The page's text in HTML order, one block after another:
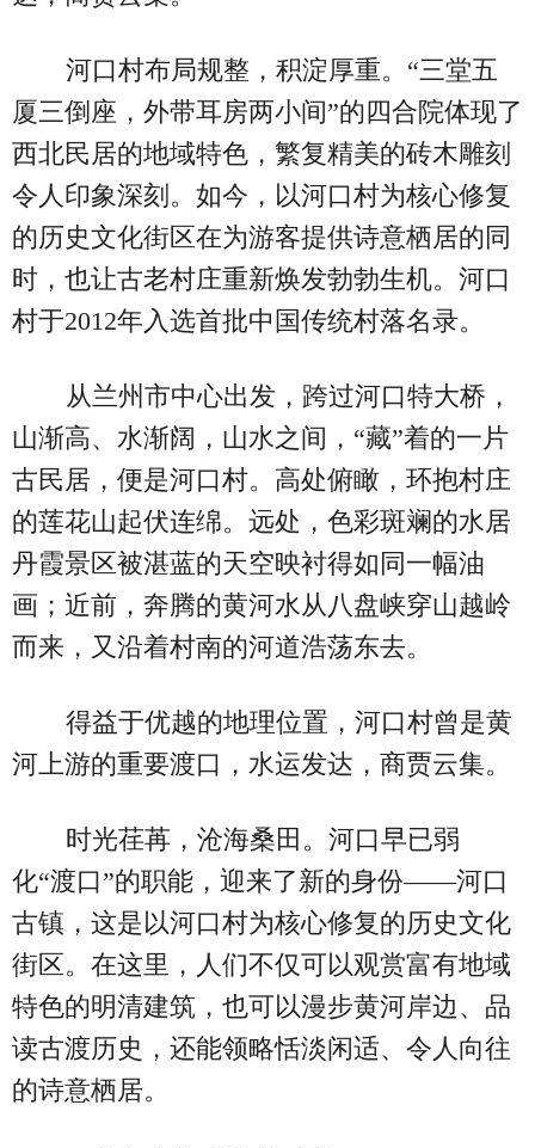
河口村布局规整，积淀厚重。“三堂五
厦三倒座，外带耳房两小间”的四合院体现了
西北民居的地域特色，繁复精美的砖木雕刻
令人印象深刻。如今，以河口村为核心修复
的历史文化街区在为游客提供诗意栖居的同
时，也让古老村庄重新焕发勃勃生机。河口
村于2012年入选首批中国传统村落名录。
从兰州市中心出发，跨过河口特大桥，
山渐高、水渐阔，山水之间，“藏”着的一片
古民居，便是河口村。高处俯瞰，环抱村庄
的莲花山起伏连绵。远处，色彩斑斓的水居
丹霞景区被湛蓝的天空映衬得如同一幅油
画；近前，奔腾的黄河水从八盘峡穿山越岭
而来，又沿着村南的河道浩荡东去。
得益于优越的地理位置，河口村曾是黄
河上游的重要渡口，水运发达，商贾云集。
时光荏苒，沧海桑田。河口早已弱
化“渡口”的职能，迎来了新的身份——河口
古镇，这是以河口村为核心修复的历史文化
街区。在这里，人们不仅可以观赏富有地域
特色的明清建筑，也可以漫步黄河岸边、品
读古渡历史，还能领略恬淡闲适、令人向往
的诗意栖居。